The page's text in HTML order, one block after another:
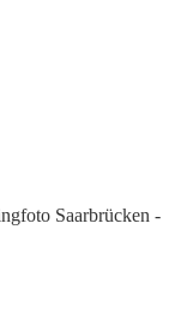
Saarbrücken -